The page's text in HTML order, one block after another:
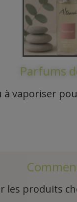
Parfums
à vaporiser
les produits